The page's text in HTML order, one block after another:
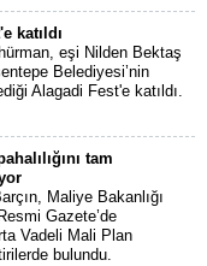
katıldı
eşi Nilden Bektaş
Belediyesi’nin
Alagadi Fest'e katıldı.
tam
Maliye Bakanlığı
Gazete’de
Vadeli Mali Plan
bulundu.